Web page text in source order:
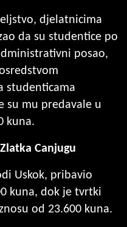
djelatnicima
da su studentice po
posao,
studenticama
su mu predavale u
kuna.
Canjugu
Uskok, pribavio
kuna, dok je tvrtki
od 23.600 kuna.